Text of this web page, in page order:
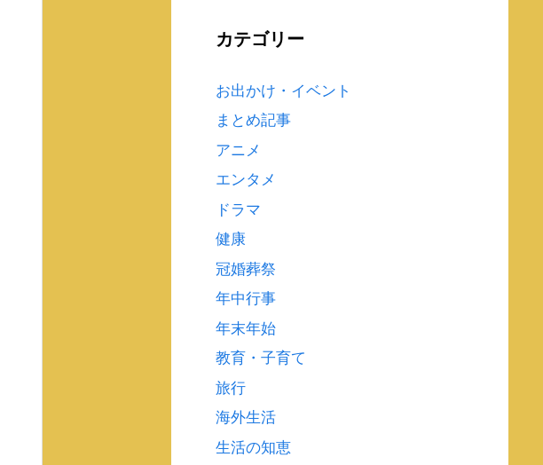
カテゴリー
お出かけ・イベント
まとめ記事
アニメ
エンタメ
ドラマ
健康
冠婚葬祭
年中行事
年末年始
教育・子育て
旅行
海外生活
生活の知恵